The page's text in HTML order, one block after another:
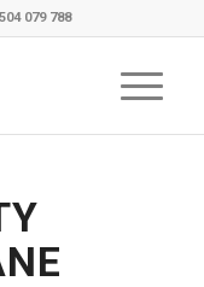
079 788